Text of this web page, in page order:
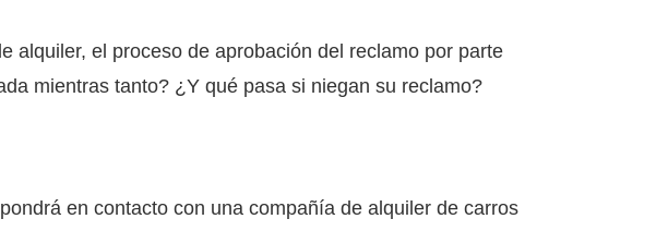
alquiler, el proceso de aprobación del reclamo por parte
mientras tanto? ¿Y qué pasa si niegan su reclamo?
en contacto con una compañía de alquiler de carros